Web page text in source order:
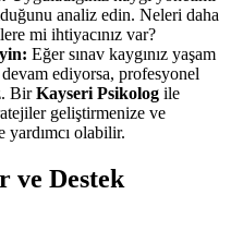
analiz edin. Neleri daha
mi ihtiyacınız var?
Eğer sınav kaygınız yaşam
ediyorsa, profesyonel
BirKayseri Psikolog ile
geliştirmenize ve
yardımcı olabilir.
ve Destek